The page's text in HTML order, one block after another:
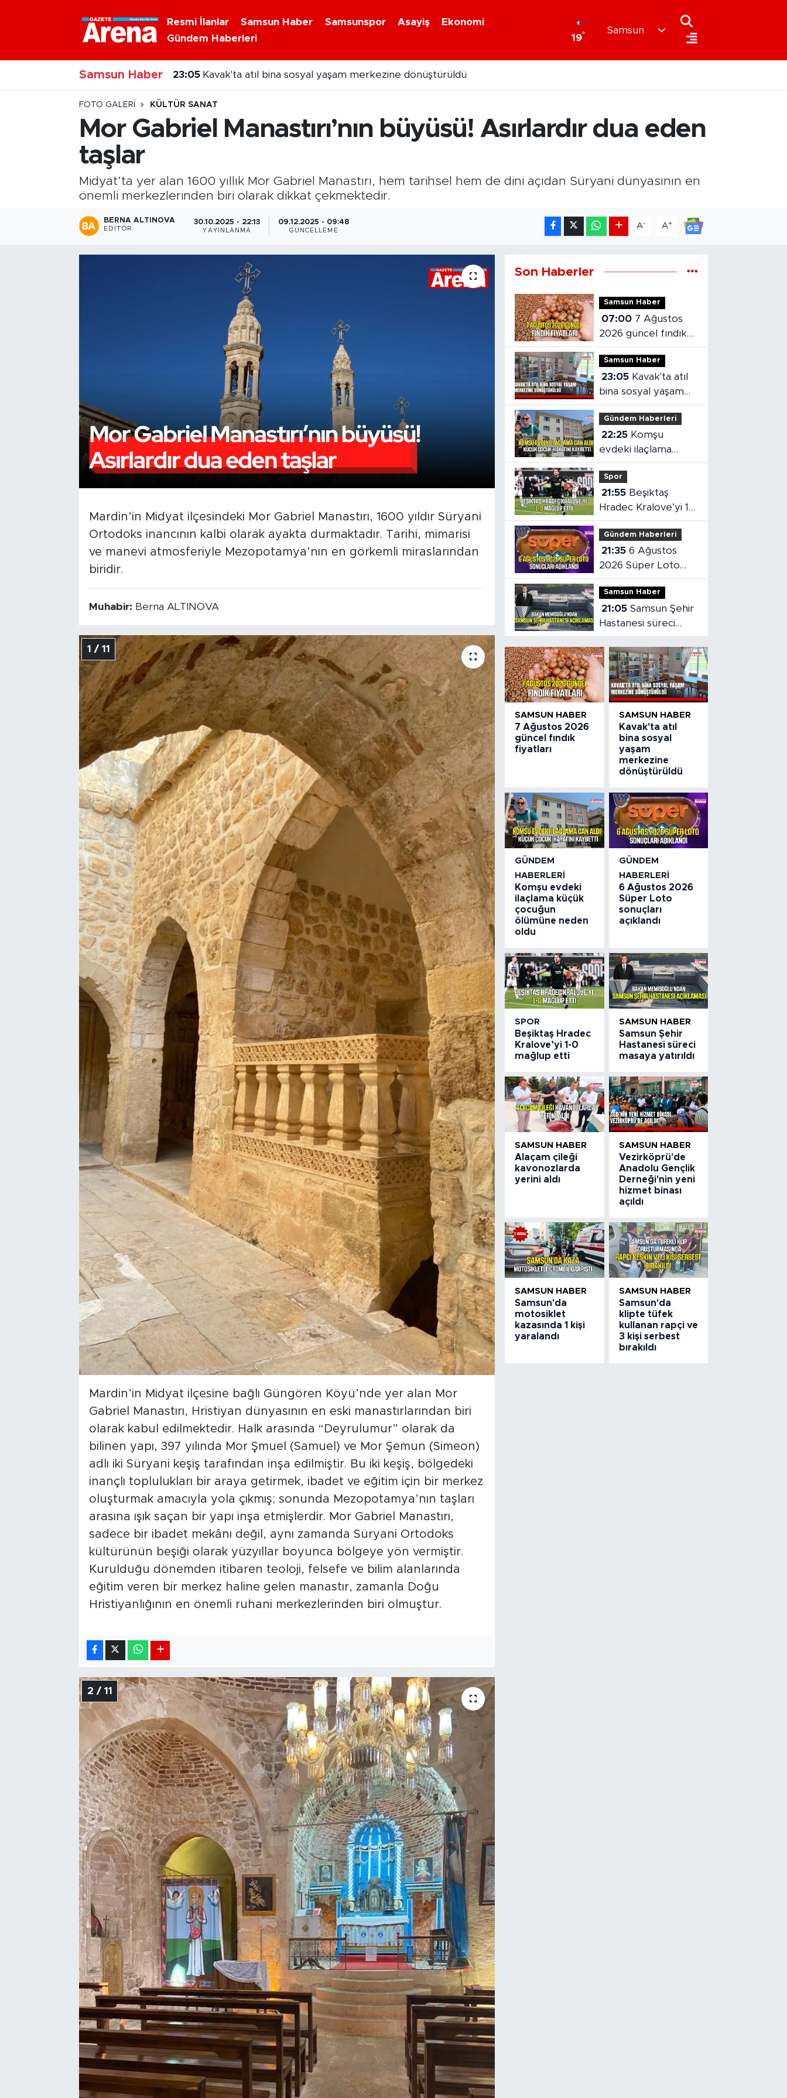
Resmi İlanlar Samsun Haber Samsunspor Asayiş
Ekonomi
Gündem Haberleri
19°
Samsun
Samsun Haber 23:05 Kavak'ta atıl bina sosyal yaşam merkezine dönüştürüldü
FOTO GALERI KÜLTÜR SANAT
Mor Gabriel Manastırı’nın büyüsü! Asırlardır dua eden
taşlar
Midyat’ta yer alan 1600 yıllık Mor Gabriel Manastırı, hem tarihsel hem de dini açıdan Süryani dünyasının en
önemli merkezlerinden biri olarak dikkat çekmektedir.
BERNA ALTINOVA
EDITÖR
30.10.2025 - 22:13
YAYINLANMA
09.12.2025 - 09:48
GÜNCELLEME
A- A+
Mardin’in Midyat ilçesindeki Mor Gabriel Manastırı, 1600 yıldır Süryani
Ortodoks inancının kalbi olarak ayakta durmaktadır. Tarihi, mimarisi
ve manevi atmosferiyle Mezopotamya’nın en görkemli miraslarından
biridir.
Muhabir: Berna ALTINOVA
1 / 11
Mardin’in Midyat ilçesine bağlı Güngören Köyü’nde yer alan Mor
Gabriel Manastırı, Hristiyan dünyasının en eski manastırlarından biri
olarak kabul edilmektedir. Halk arasında “Deyrulumur” olarak da
bilinen yapı, 397 yılında Mor Şmuel (Samuel) ve Mor Şemun (Simeon)
adlı iki Süryani keşiş tarafından inşa edilmiştir. Bu iki keşiş, bölgedeki
inançlı toplulukları bir araya getirmek, ibadet ve eğitim için bir merkez
oluşturmak amacıyla yola çıkmış; sonunda Mezopotamya’nın taşları
arasına ışık saçan bir yapı inşa etmişlerdir. Mor Gabriel Manastırı,
sadece bir ibadet mekânı değil, aynı zamanda Süryani Ortodoks
kültürünün beşiği olarak yüzyıllar boyunca bölgeye yön vermiştir.
Kurulduğu dönemden itibaren teoloji, felsefe ve bilim alanlarında
eğitim veren bir merkez haline gelen manastır, zamanla Doğu
Hristiyanlığının en önemli ruhani merkezlerinden biri olmuştur.
2 / 11
Son Haberler
Samsun Haber
07:00
2026 güncel fındık
fiyatları
Samsun Haber
23:05
bina sosyal yaşam
merkezine
dönüştürüldü
Gündem Haberleri
22:25
evdeki ilaçlama
küçük çocuğun
ölümüne neden oldu
Spor
21:55
Hradec Kralove’yi 1-
0 mağlup etti
Gündem Haberleri
21:35 6 Ağustos
2026 Süper Loto
sonuçları açıklandı
Samsun Haber
21:05 Samsun Şehir
Hastanesi süreci
masaya yatırıldı
SAMSUN HABER
7 Ağustos 2026
güncel fındık
fiyatları
SAMSUN HABER
Kavak'ta atıl
bina sosyal
yaşam
merkezine
dönüştürüldü
GÜNDEM
HABERLERI
Komşu evdeki
ilaçlama küçük
çocuğun
ölümüne neden
oldu
GÜNDEM
HABERLERI
6 Ağustos 2026
Süper Loto
sonuçları
açıklandı
SPOR
Beşiktaş Hradec
Kralove’yi 1-0
mağlup etti
SAMSUN HABER
Samsun Şehir
Hastanesi süreci
masaya yatırıldı
SAMSUN HABER
Alaçam çileği
kavonozlarda
yerini aldı
SAMSUN HABER
Vezirköprü'de
Anadolu Gençlik
Derneği'nin yeni
hizmet binası
açıldı
SAMSUN HABER
Samsun'da
motosiklet
kazasında 1 kişi
yaralandı
SAMSUN HABER
Samsun'da
klipte tüfek
kullanan rapçi ve
3 kişi serbest
bırakıldı
Nöbetçi Eczaneler
Hava Durumu
Samsun Namaz Vakitleri
Trafik Durumu
Süper Lig Puan Durumu ve Fikstür
Tüm Manşetler
Son Dakika Haberleri
Haber Arşivi